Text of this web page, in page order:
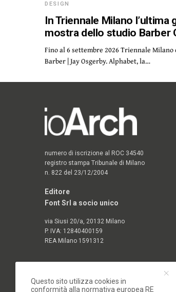
DESIGN
In Triennale Milano l’ultima
mostra dello studio Barber
Fino al 6 settembre 2026 Triennale Milano
Barber | Jay Osgerby. Alphabet, la…
numero di iscrizione al ROC 34540
registro stampa Tribunale di Milano
n. 822 del 23/12/2004
Editore
Font Srl a socio unico
via Siusi 20/a, 20132 Milano
P. IVA: 12840400159
REA Milano 1591312
Questo sito utilizza cookies in
conformità alla normativa europea RE